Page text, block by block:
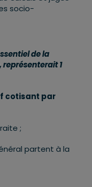
socio-
de la
1
cotisant par
;
partent à la